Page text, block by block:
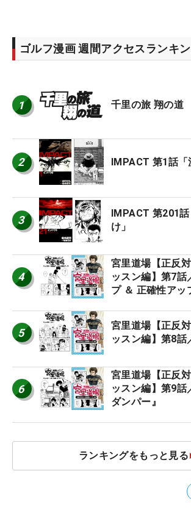
ゴルフ漫画 週間アクセスランキ
1 千里の旅 翔の道
2 IMPACT 第1話「
3
IMPACT 第201
け」
4
宮里道場【正反
ッスン編】第7話
プ ＆ 正確性アッ
5
宮里道場【正反
ッスン編】第8話
6
宮里道場【正反
ッスン編】第9話
ダンパー』
ランキングをもっと見る